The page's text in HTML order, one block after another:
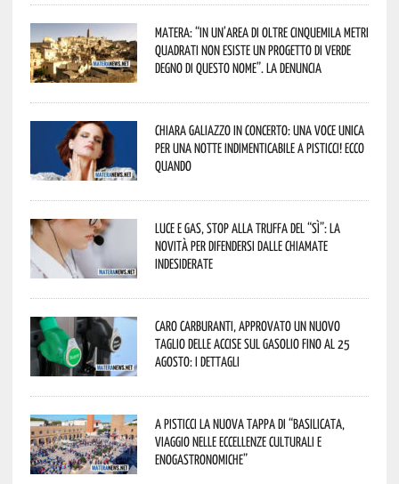
Matera: “In un’area di oltre cinquemila metri
quadrati non esiste un progetto di verde
degno di questo nome”. La denuncia
Chiara Galiazzo in concerto: una voce unica
per una notte indimenticabile a Pisticci! Ecco
quando
Luce e gas, stop alla truffa del “Sì”: la
novità per difendersi dalle chiamate
indesiderate
Caro carburanti, approvato un nuovo
taglio delle accise sul gasolio fino al 25
agosto: i dettagli
A Pisticci la nuova tappa di “Basilicata,
viaggio nelle eccellenze culturali e
enogastronomiche”